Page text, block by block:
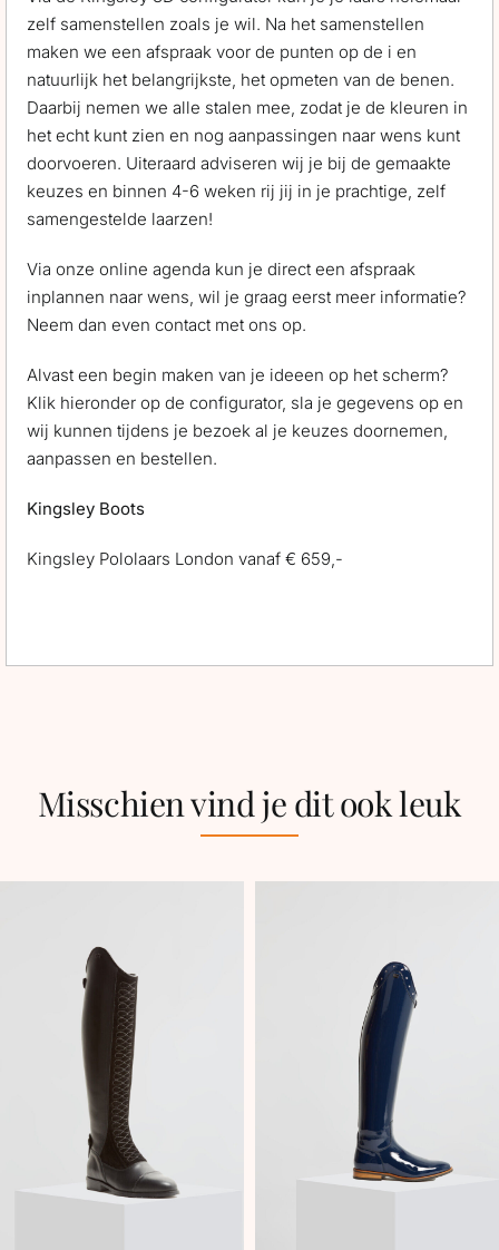
zelf samenstellen zoals je wil. Na het samenstellen
maken we een afspraak voor de punten op de i en
natuurlijk het belangrijkste, het opmeten van de benen.
Daarbij nemen we alle stalen mee, zodat je de kleuren in
het echt kunt zien en nog aanpassingen naar wens kunt
doorvoeren. Uiteraard adviseren wij je bij de gemaakte
keuzes en binnen 4-6 weken rij jij in je prachtige, zelf
samengestelde laarzen!
Via onze online agenda kun je direct een afspraak
inplannen naar wens, wil je graag eerst meer informatie?
Neem dan even contact met ons op.
Alvast een begin maken van je ideeen op het scherm?
Klik hieronder op de configurator, sla je gegevens op en
wij kunnen tijdens je bezoek al je keuzes doornemen,
aanpassen en bestellen.
Kingsley Boots
Kingsley Pololaars London vanaf € 659,-
Misschien vind je dit ook leuk